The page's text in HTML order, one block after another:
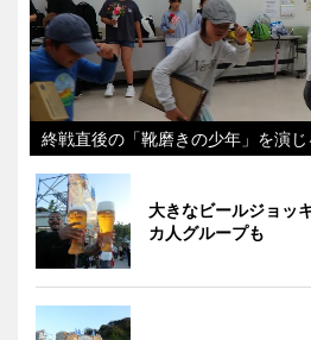
終戦直後の「靴磨きの少年」を演
大きなビールジョッ
カ人グループも